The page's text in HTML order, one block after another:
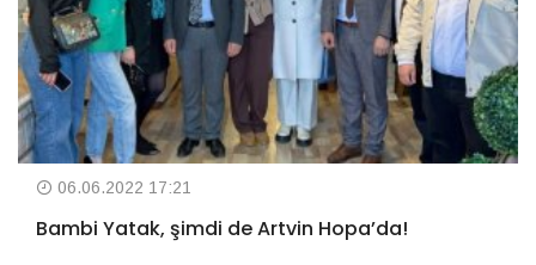
06.06.2022 17:21
Bambi Yatak, şimdi de Artvin Hopa’da!